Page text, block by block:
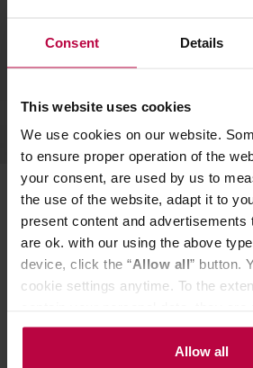
Consent Details
This website uses cookies
We use cookies on our website.
to ensure proper operation of the
your consent, are used by us to
the use of the website, adapt it to
present content and advertisements
are ok. with our using the above
device, click the “Allow all” button.
cookie settings anytime. To the
the controller’s (namely, ALL GOOD
Mazowiecka 24I/U9, 78-100Allow all
ODKRYJ
Świeżo palone kawy